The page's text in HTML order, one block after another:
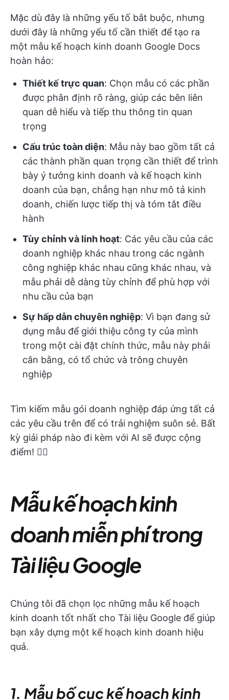
Mặc dù đây là những yếu tố bắt buộc, nhưng
dưới đây là những yếu tố cần thiết để tạo ra
một mẫu kế hoạch kinh doanh Google Docs
hoàn hảo:
Thiết kế trực quan: Chọn mẫu có các phần
được phân định rõ ràng, giúp các bên liên
quan dễ hiểu và tiếp thu thông tin quan
trọng
Cấu trúc toàn diện: Mẫu này bao gồm tất cả
các thành phần quan trọng cần thiết để trình
bày ý tưởng kinh doanh và kế hoạch kinh
doanh của bạn, chẳng hạn như mô tả kinh
doanh, chiến lược tiếp thị và tóm tắt điều
hành
Tùy chỉnh và linh hoạt: Các yêu cầu của các
doanh nghiệp khác nhau trong các ngành
công nghiệp khác nhau cũng khác nhau, và
mẫu phải dễ dàng tùy chỉnh để phù hợp với
nhu cầu của bạn
Sự hấp dẫn chuyên nghiệp: Vì bạn đang sử
dụng mẫu để giới thiệu công ty của mình
trong một cài đặt chính thức, mẫu này phải
cân bằng, có tổ chức và trông chuyên
nghiệp
Tìm kiếm mẫu gói doanh nghiệp đáp ứng tất cả
các yêu cầu trên để có trải nghiệm suôn sẻ. Bất
kỳ giải pháp nào đi kèm với AI sẽ được cộng
điểm! 👇🏼
Mẫu kế hoạch kinh
doanh miễn phí trong
Tài liệu Google
Chúng tôi đã chọn lọc những mẫu kế hoạch
kinh doanh tốt nhất cho Tài liệu Google để giúp
bạn xây dựng một kế hoạch kinh doanh hiệu
quả.
1. Mẫu bố cục kế hoạch kinh